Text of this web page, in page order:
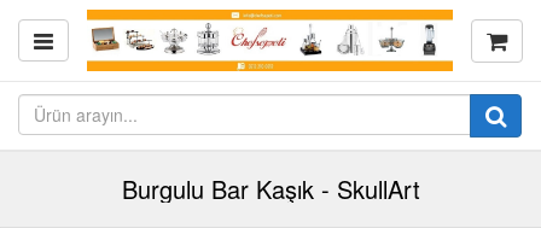
Burgulu Bar Kaşık - SkullArt